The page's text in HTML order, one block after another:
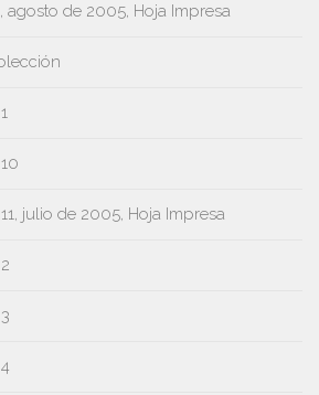
agosto de 2005, Hoja Impresa
julio de 2005, Hoja Impresa